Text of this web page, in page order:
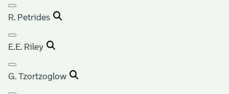
R. Petrides
E.E. Riley
G. Tzortzoglow